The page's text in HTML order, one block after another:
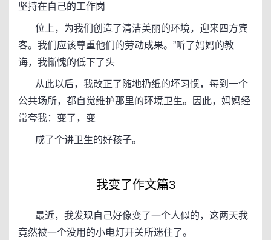
坚持在自己的工作岗
位上，为我们创造了清洁美丽的环境，迎来四方宾
客。我们应该尊重他们的劳动成果。”听了妈妈的教
诲，我惭愧的低下了头
从此以后，我改正了随地扔纸的坏习惯，每到一个
公共场所，都自觉维护那里的环境卫生。因此，妈妈经
常夸我：变了，变
成了个讲卫生的好孩子。
我变了作文篇3
最近，我发现自己好像变了一个人似的，这两天我
竟然被一个没用的小电灯开关所迷住了。